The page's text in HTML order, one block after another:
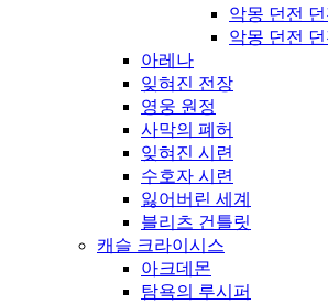
악몽 던전
악몽 던전
아레나
잊혀진 전장
영웅 원정
사막의 폐허
잊혀진 시련
수호자 시련
잃어버린 세계
블리츠 건틀릿
캐슬 크라이시스
아크데몬
탐욕의 루시퍼